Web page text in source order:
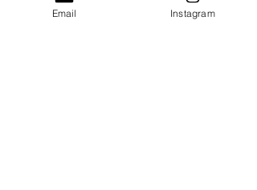
Taille d’un pin’s environ 3cm de
Email Instagram